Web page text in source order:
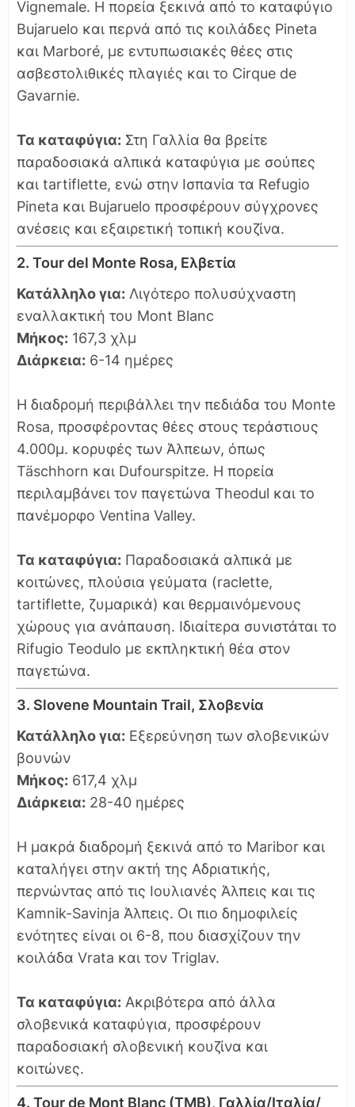
Vignemale. Η πορεία ξεκινά από το καταφύγιο
Bujaruelo και περνά από τις κοιλάδες Pineta
και Marboré, με εντυπωσιακές θέες στις
ασβεστολιθικές πλαγιές και το Cirque de
Gavarnie.
Τα καταφύγια: Στη Γαλλία θα βρείτε
παραδοσιακά αλπικά καταφύγια με σούπες
και tartiflette, ενώ στην Ισπανία τα Refugio
Pineta και Bujaruelo προσφέρουν σύγχρονες
ανέσεις και εξαιρετική τοπική κουζίνα.
2. Tour del Monte Rosa, Ελβετία
Κατάλληλο για: Λιγότερο πολυσύχναστη
εναλλακτική του Mont Blanc
Μήκος: 167,3 χλμ
Διάρκεια: 6-14 ημέρες
Η διαδρομή περιβάλλει την πεδιάδα του Monte
Rosa, προσφέροντας θέες στους τεράστιους
4.000μ. κορυφές των Άλπεων, όπως
Täschhorn και Dufourspitze. Η πορεία
περιλαμβάνει τον παγετώνα Theodul και το
πανέμορφο Ventina Valley.
Τα καταφύγια: Παραδοσιακά αλπικά με
κοιτώνες, πλούσια γεύματα (raclette,
tartiflette, ζυμαρικά) και θερμαινόμενους
χώρους για ανάπαυση. Ιδιαίτερα συνιστάται το
Rifugio Teodulo με εκπληκτική θέα στον
παγετώνα.
3. Slovene Mountain Trail, Σλοβενία
Κατάλληλο για: Εξερεύνηση των σλοβενικών
βουνών
Μήκος: 617,4 χλμ
Διάρκεια: 28-40 ημέρες
Η μακρά διαδρομή ξεκινά από το Maribor και
καταλήγει στην ακτή της Αδριατικής,
περνώντας από τις Ιουλιανές Άλπεις και τις
Kamnik-Savinja Άλπεις. Οι πιο δημοφιλείς
ενότητες είναι οι 6-8, που διασχίζουν την
κοιλάδα Vrata και τον Triglav.
Τα καταφύγια: Ακριβότερα από άλλα
σλοβενικά καταφύγια, προσφέρουν
παραδοσιακή σλοβενική κουζίνα και
κοιτώνες.
4. Tour de Mont Blanc (TMB), Γαλλία/Ιταλία/